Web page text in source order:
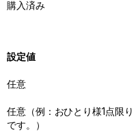
購入済み
設定値
任意
任意（例：おひとり様1点限り
です。）